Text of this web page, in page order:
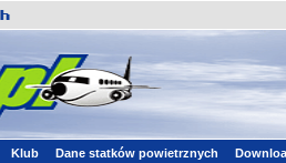
Klub Dane statków powietrznych